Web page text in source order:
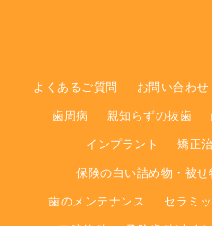
よくあるご質問 お問い合わせ
歯周病 親知らずの抜歯
インプラント 矯正
保険の白い詰め物・被せ
歯のメンテナンス セラミ